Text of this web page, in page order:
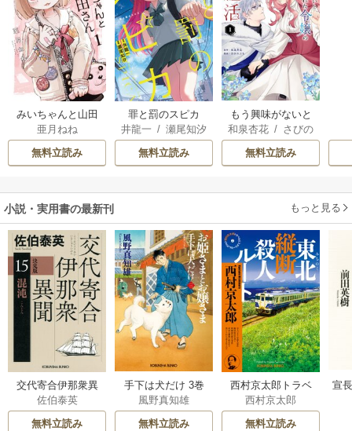
みいちゃんと山田
さん
亜月ねね
無料立読み
罪と罰のスピカ
井龍一 /瀬尾知汐
無料立読み
もう興味がないと
離婚された令嬢の
意外と楽しい新生
活
和泉杏花 / さびの
ぶち
無料立読み
小説・実用書の最新刊 もっと見る
交代寄合伊那衆異
聞 15巻
佐伯泰英
無料立読み
手下は犬だけ 3巻
風野真知雄
無料立読み
西村京太郎トラベ
ルミステリー・セ
レクション 2巻
西村京太郎
無料立読み
宣